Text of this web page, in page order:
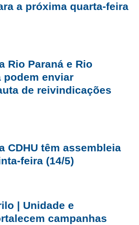
E DISSÍDIOS
OU ANUIDADE DE SÓCIO
a próxima quarta-feira
Rio Paraná e Rio
podem enviar
de reivindicações
CDHU têm assembleia
feira (14/5)
| Unidade e
campanhas